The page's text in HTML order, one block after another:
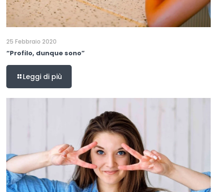
25 Febbraio 2020
“Profilo, dunque sono”
Leggi di più